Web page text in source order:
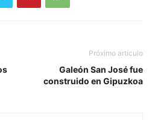
Próximo artículo
Galeón San José fue
construido en Gipuzkoa